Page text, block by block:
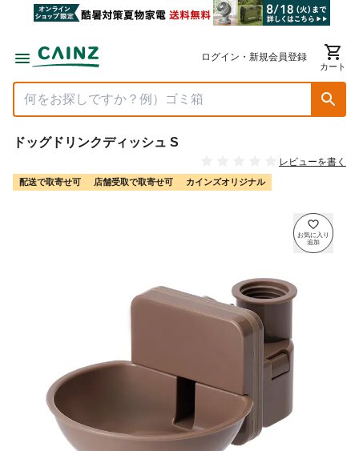
ログイン・新規会員登録
カート
ドッグドリンクディッシュ S
レビューを書く
配送で取寄せ可 店舗受取で取寄せ可 カインズオリジナル